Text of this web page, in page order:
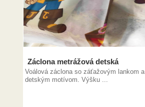
Záclona metrážová detská
Voálová záclona so záťažovým lankom a
detským motívom. Výšku ...